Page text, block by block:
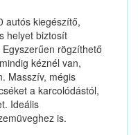
autós kiegészítő,
helyet biztosít
rögzíthető
kéznél van,
Masszív, mégis
a karcolódástól,
Ideális
is.